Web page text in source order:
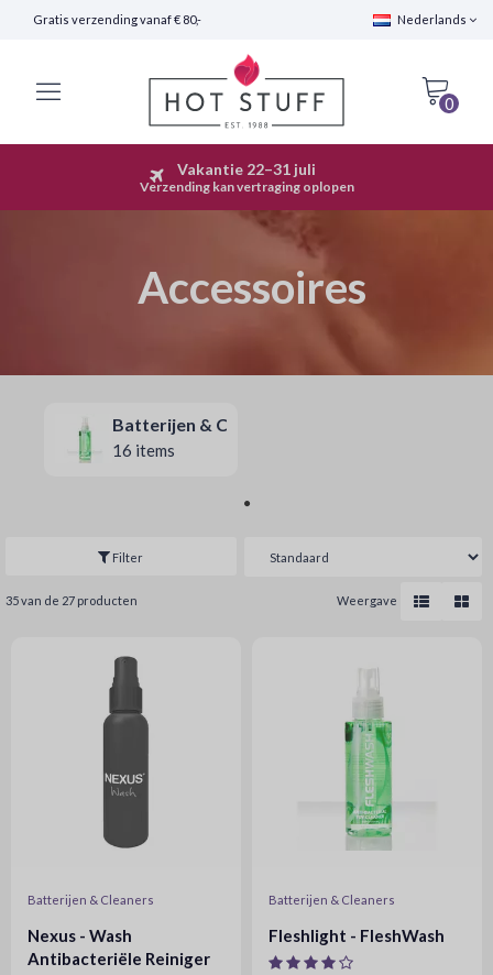
Gratis verzending vanaf € 80,- Nederlands
0
Snelle Verzending (24 uur)
Vakantie 22–31 juli
Verzending kan vertraging oplopen
Accessoires
Batterijen & Cleaners
16 items
Filter
35 van de 27 producten Weergave
Batterijen & Cleaners
Nexus - Wash
Antibacteriële Reiniger
Batterijen & Cleaners
Fleshlight - FleshWash